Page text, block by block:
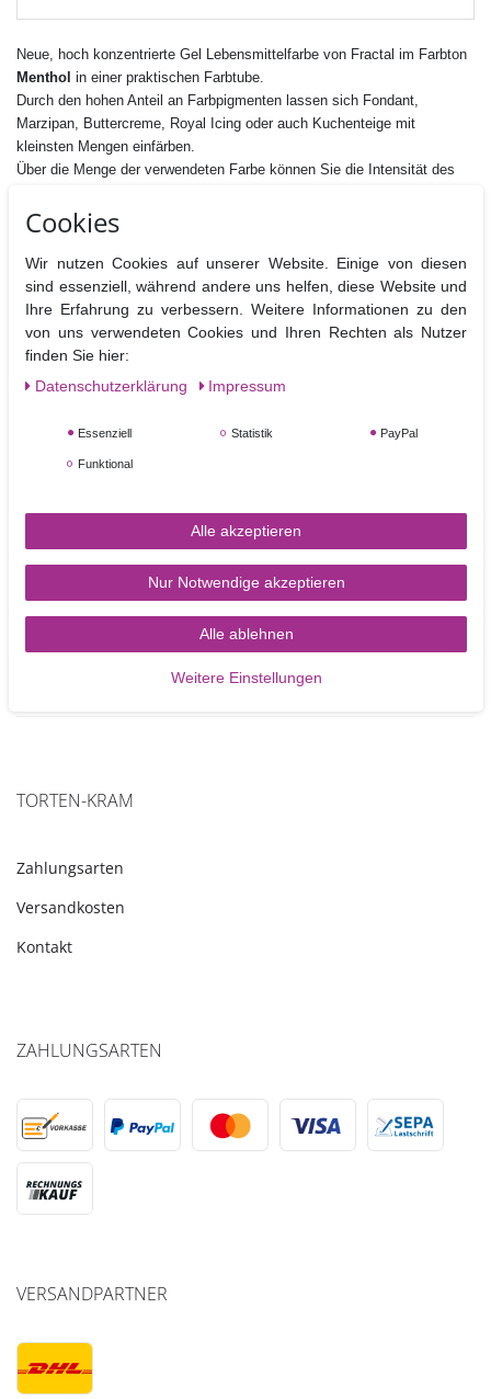
Neue, hoch konzentrierte Gel Lebensmittelfarbe von Fractal im Farbton
Menthol in einer praktischen Farbtube.
Durch den hohen Anteil an Farbpigmenten lassen sich Fondant,
Marzipan, Buttercreme, Royal Icing oder auch Kuchenteige mit
kleinsten Mengen einfärben.
Über die Menge der verwendeten Farbe können Sie die Intensität des
kg für Süßigkeiten bzw. 6,5g /kg für
Inhalt: 30 g
Zutaten: Glycerin, Siliciumdioxide, Propylenglycol, Farbstoff: E133 ,
E104, Emulgator Kieselsäure,
Dieses Produkt ist glutenfrei, für Vegetarier und Veganer geeignet und
Halal- zertifiziert.
Nährwertangaben pro 100 g
0 kj / 0
0g 0g 0g 0g 0g
TORTEN-KRAM
Zahlungsarten
Versandkosten
Kontakt
ZAHLUNGSARTEN
VERSANDPARTNER
Cookies
Wir nutzen Cookies auf unserer Website. Einige von diesen
sind essenziell, während andere uns helfen, diese Website und
Ihre Erfahrung zu verbessern. Weitere Informationen zu den
von uns verwendeten Cookies und Ihren Rechten als Nutzer
finden Sie hier:
Daten­schutz­erklärung
Impressum
Essenziell Statistik PayPal
Funktional
Alle akzeptieren
Nur Notwendige akzeptieren
Alle ablehnen
Weitere Einstellungen